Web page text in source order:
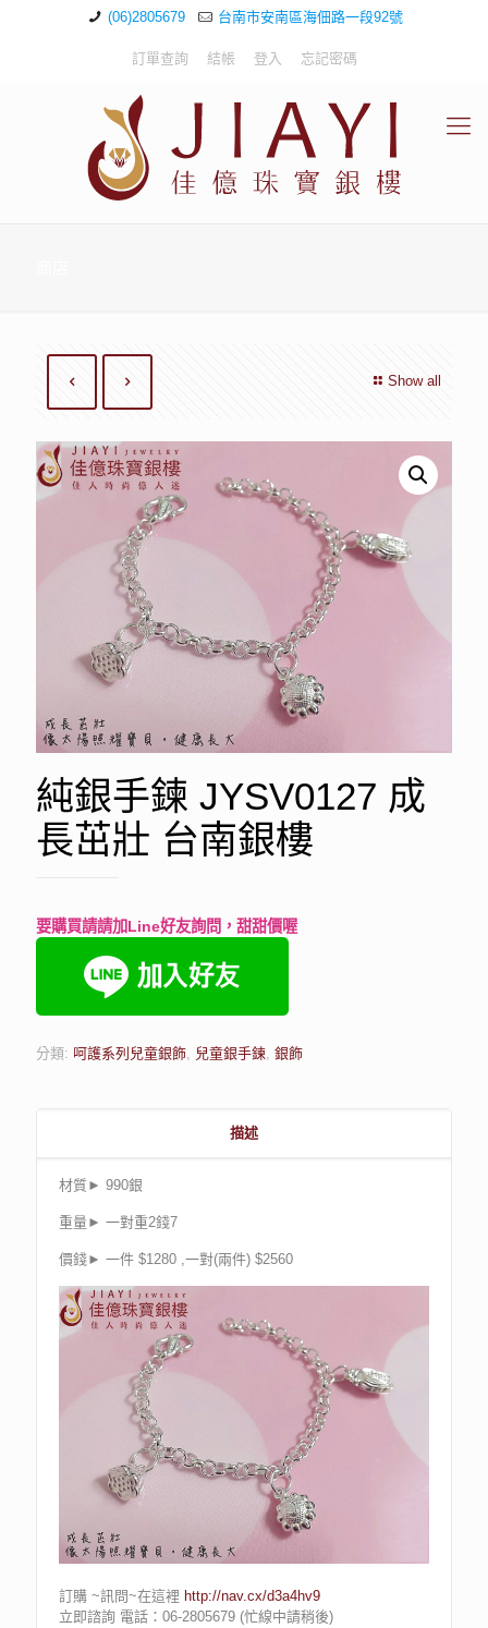
(06)2805679 台南市安南區海佃路一段92號
訂單查詢 結帳 登入 忘記密碼
Show all
純銀手鍊 JYSV0127 成
長茁壯 台南銀樓
要購買請請加Line好友詢問，甜甜價喔
分類: 呵護系列兒童銀飾, 兒童銀手鍊, 銀飾
描述
材質► 990銀
重量► 一對重2錢7
價錢► 一件 $1280 ,一對(兩件) $2560
訂購 ~訊問~在這裡 http://nav.cx/d3a4hv9
立即諮詢 電話：06-2805679 (忙線中請稍後)